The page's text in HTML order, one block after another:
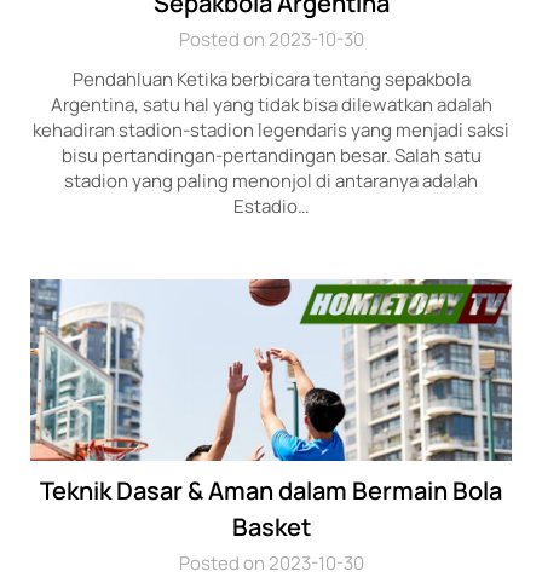
Posted on 2023-10-30
Pendahluan Ketika berbicara tentang sepakbola
Argentina, satu hal yang tidak bisa dilewatkan adalah
kehadiran stadion-stadion legendaris yang menjadi saksi
bisu pertandingan-pertandingan besar. Salah satu
stadion yang paling menonjol di antaranya adalah
Estadio…
Teknik Dasar & Aman dalam Bermain Bola
Basket
Posted on 2023-10-30